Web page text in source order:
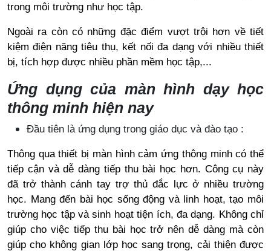
trong môi trường như học tập.
Ngoài ra còn có những đặc điểm vượt trội hơn về tiết
kiệm điện năng tiêu thụ, kết nối đa dạng với nhiều thiết
bị, tích hợp được nhiều phần mềm học tập,...
Ứng dụng của màn hình dạy học
thông minh hiện nay
Đầu tiên là ứng dụng trong giáo dục và đào tạo :
Thông qua thiết bị màn hình cảm ứng thông minh có thể
tiếp cận và dễ dàng tiếp thu bài học hơn. Công cụ này
đã trở thành cánh tay trợ thủ đắc lực ở nhiều trường
học. Mang đến bài học sống động và linh hoạt, tạo môi
trường học tập và sinh hoạt tiện ích, đa dạng. Không chỉ
giúp cho việc tiếp thu bài học trở nên dễ dàng mà còn
giúp cho không gian lớp học sang trọng, cải thiện được